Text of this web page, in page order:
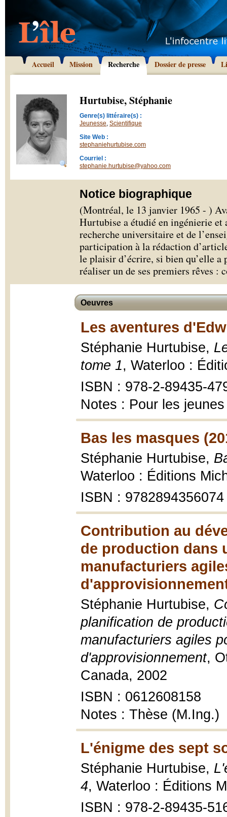
Accueil Mission Recherche Dossier de presse
Hurtubise, Stéphanie
Genre(s) littéraire(s) :
Jeunesse, Scientifique
Site Web :
stephaniehurtubise.com
Courriel :
stephanie.hurtubise@yahoo.com
Notice biographique
(Montréal, le 13 janvier 1965 - )
Hurtubise a étudié en ingénierie et
recherche universitaire et de
participation à la rédaction
le plaisir d’écrire, si bien qu’elle a
réaliser un de ses premiers rêves :
Oeuvres
Les aventures
Stéphanie Hurtubise,
tome 1, Waterloo :
ISBN : 978-2-89435-
Notes : Pour les
Bas les masques
Stéphanie Hurtubise,
Waterloo : Éditions
ISBN : 9782894356074
Contribution au
de production dans
manufacturiers
Stéphanie Hurtubise,
planification de
manufacturiers agiles
d'approvisionnement,
Canada, 2002
ISBN : 0612608158
Notes : Thèse (M.Ing.)
L'énigme des sept
Stéphanie Hurtubise,
4, Waterloo : Éditions
ISBN : 978-2-89435-